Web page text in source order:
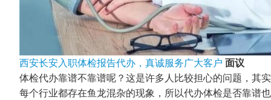
西安长安入职体检报告代办，真诚服务广大客户 面议
体检代办靠谱不靠谱呢？这是许多人比较担心的问题，其实
每个行业都存在鱼龙混杂的现象，所以代办体检是否靠谱也